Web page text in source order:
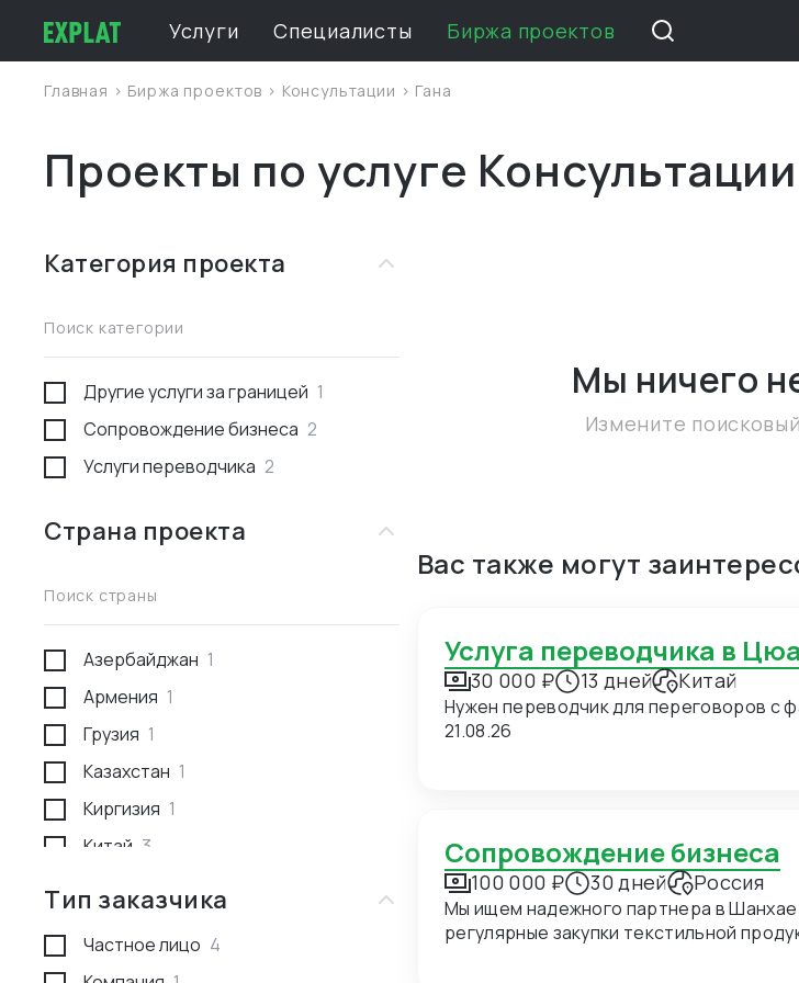
Услуги Специалисты Биржа проектов
Главная > Биржа проектов > Консультации > Гана
Проекты по услуге
Категория проекта
Поиск категории
Другие услуги за границей 1
Сопровождение бизнеса 2
Услуги переводчика 2
Страна проекта
Поиск страны
Азербайджан 1
Армения 1
Грузия 1
Казахстан 1
Киргизия 1
Китай 3
Тип заказчика
Частное лицо 4
Мы ничего
Измените
Вас также могут
Услуга переводчика в
30 000 ₽ 13 дней Китай
Нужен переводчик для переговоров с
21.08.26
Сопровождение бизнеса
100 000 ₽ 30 дней Россия
Мы ищем надежного партнера в
регулярные закупки текстильной продукции и фурнитуры в
приехать в Шанхай для личных